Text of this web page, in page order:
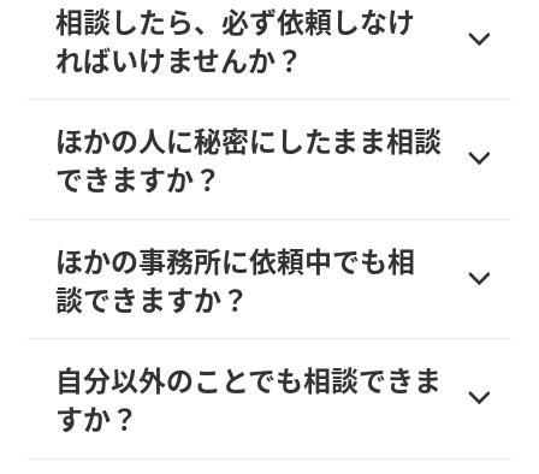
相談したら、必ず依頼しなけ
ればいけませんか？
ほかの人に秘密にしたまま相談
できますか？
ほかの事務所に依頼中でも相
談できますか？
自分以外のことでも相談できま
すか？